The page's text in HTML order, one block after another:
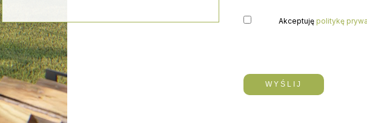
Akceptuję politykę
field